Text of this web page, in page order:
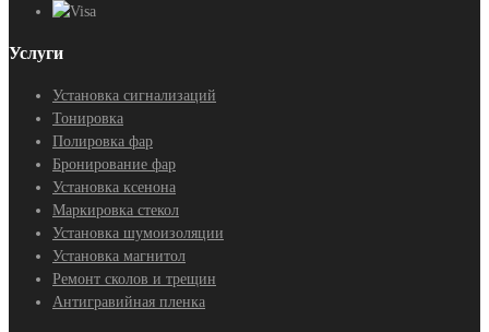
Услуги
Установка сигнализаций
Тонировка
Полировка фар
Бронирование фар
Установка ксенона
Маркировка стекол
Установка шумоизоляции
Установка магнитол
Ремонт сколов и трещин
Антигравийная пленка